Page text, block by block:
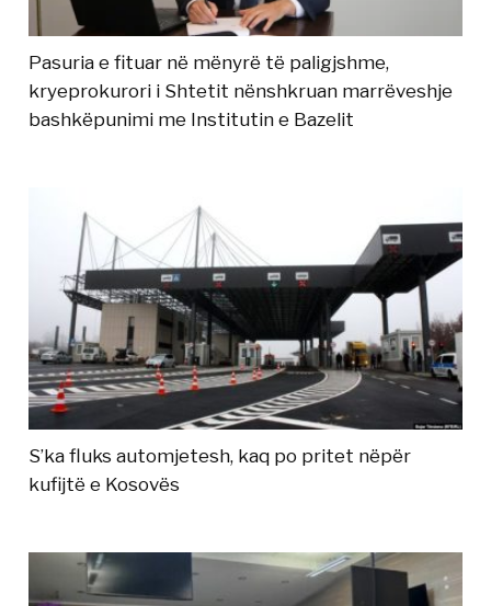
Pasuria e fituar në mënyrë të paligjshme,
kryeprokurori i Shtetit nënshkruan marrëveshje
bashkëpunimi me Institutin e Bazelit
S’ka fluks automjetesh, kaq po pritet nëpër
kufijtë e Kosovës